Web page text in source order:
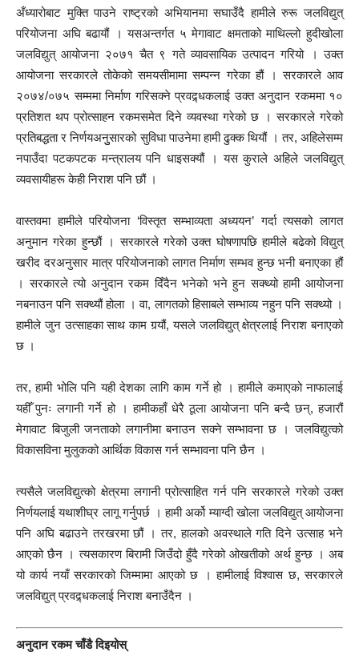
अँध्यारोबाट मुक्ति पाउने राष्ट्रको अभियानमा सघाउँदै हामीले रुरू जलविद्युत्
परियोजना अघि बढायौं । यसअन्तर्गत ५ मेगावाट क्षमताको माथिल्लो हुदीखोला
जलविद्युत् आयोजना २०७१ चैत ९ गते व्यावसायिक उत्पादन गरियो । उक्त
आयोजना सरकारले तोकेको समयसीमामा सम्पन्न गरेका हौं । सरकारले आव
२०७४/०७५ सम्ममा निर्माण गरिसक्ने प्रवद्र्धकलाई उक्त अनुदान रकममा १०
प्रतिशत थप प्रोत्साहन रकमसमेत दिने व्यवस्था गरेको छ । सरकारले गरेको
प्रतिबद्धता र निर्णयअनुुसारको सुविधा पाउनेमा हामी ढुक्क थियौं । तर, अहिलेसम्म
नपाउँदा पटकपटक मन्त्रालय पनि धाइसक्यौं । यस कुराले अहिले जलविद्युत्
व्यवसायीहरू केही निराश पनि छौं ।
वास्तवमा हामीले परियोजना ‘विस्तृत सम्भाव्यता अध्ययन’ गर्दा त्यसको लागत
अनुमान गरेका हुन्छौं । सरकारले गरेको उक्त घोषणापछि हामीले बढेको विद्युत्
खरीद दरअनुसार मात्र परियोजनाको लागत निर्माण सम्भव हुन्छ भनी बनाएका हौं
। सरकारले त्यो अनुदान रकम दिँदैन भनेको भने हुन सक्थ्यो हामी आयोजना
नबनाउन पनि सक्थ्यौं होला । वा, लागतको हिसाबले सम्भाव्य नहुन पनि सक्थ्यो ।
हामीले जुन उत्साहका साथ काम गर्‍यौं, यसले जलविद्युत् क्षेत्रलाई निराश बनाएको
छ ।
तर, हामी भोलि पनि यही देशका लागि काम गर्ने हो । हामीले कमाएको नाफालाई
यहीँ पुनः लगानी गर्ने हो । हामीकहाँ धेरै ठूला आयोजना पनि बन्दै छन्, हजारौं
मेगावाट बिजुली जनताको लगानीमा बनाउन सक्ने सम्भावना छ । जलविद्युत्को
विकासविना मुलुकको आर्थिक विकास गर्न सम्भावना पनि छैन ।
त्यसैले जलविद्युत्को क्षेत्रमा लगानी प्रोत्साहित गर्न पनि सरकारले गरेको उक्त
निर्णयलाई यथाशीघ्र लागू गर्नुपर्छ । हामी अर्को म्याग्दी खोला जलविद्युत् आयोजना
पनि अघि बढाउने तरखरमा छौं । तर, हालको अवस्थाले गति दिने उत्साह भने
आएको छैन । त्यसकारण बिरामी जिउँदो हुँदै गरेको ओखतीको अर्थ हुन्छ । अब
यो कार्य नयाँ सरकारको जिम्मामा आएको छ । हामीलाई विश्वास छ, सरकारले
जलविद्युत् प्रवद्र्धकलाई निराश बनाउँदैन ।
अनुदान रकम चाँडै दिइयोस्